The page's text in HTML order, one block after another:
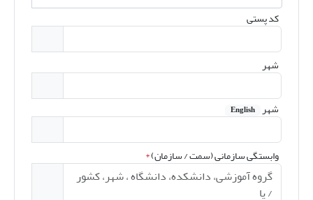
کد پستی
شهر
شهر English
وابستگی سازمانی (سمت / سازمان)*